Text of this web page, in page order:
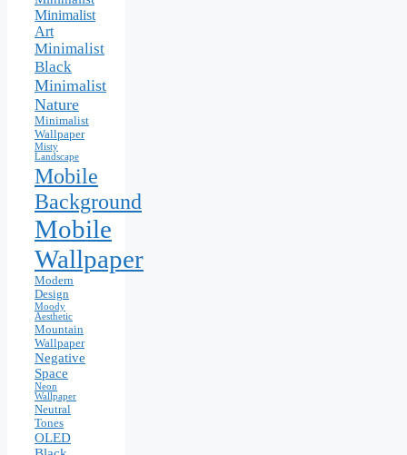
Minimalist
Art
Minimalist
Black
Minimalist
Nature
Minimalist
Wallpaper
Misty
Landscape
Mobile
Background
Mobile
Wallpaper
Modern
Design
Moody
Aesthetic
Mountain
Wallpaper
Negative
Space
Neon
Wallpaper
Neutral
Tones
OLED